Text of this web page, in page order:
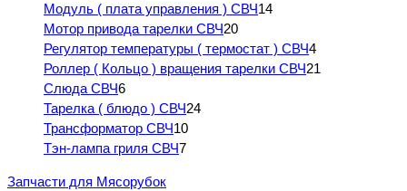
Модуль ( плата управления ) СВЧ14
Мотор привода тарелки СВЧ20
Регулятор температуры ( термостат ) СВЧ4
Роллер ( Кольцо ) вращения тарелки СВЧ21
Слюда СВЧ6
Тарелка ( блюдо ) СВЧ24
Трансформатор СВЧ10
Тэн-лампа гриля СВЧ7
Запчасти для Мясорубок